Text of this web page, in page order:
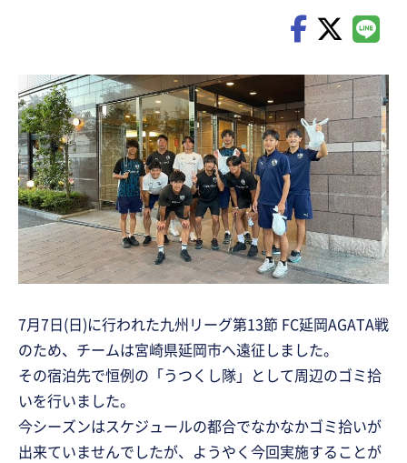
7月7日(日)に行われた九州リーグ第13節 FC延岡AGATA戦
のため、チームは宮崎県延岡市へ遠征しました。
その宿泊先で恒例の「うつくし隊」として周辺のゴミ拾
いを行いました。
今シーズンはスケジュールの都合でなかなかゴミ拾いが
出来ていませんでしたが、ようやく今回実施することが